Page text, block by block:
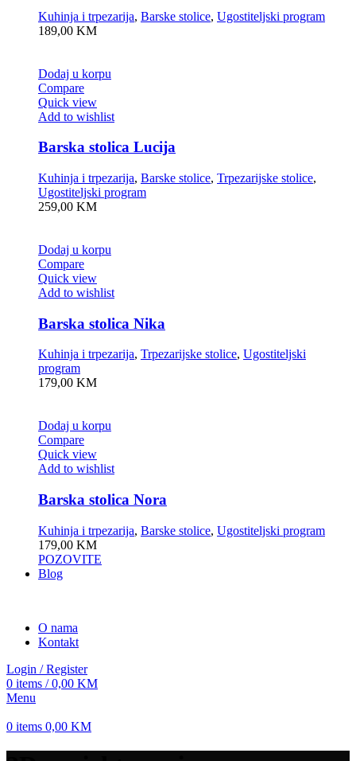
Kuhinja i trpezarija, Barske stolice, Ugostiteljski program
189,00 KM
Dodaj u korpu
Compare
Quick view
Add to wishlist
Barska stolica Lucija
Kuhinja i trpezarija, Barske stolice, Trpezarijske stolice,
Ugostiteljski program
259,00 KM
Dodaj u korpu
Compare
Quick view
Add to wishlist
Barska stolica Nika
Kuhinja i trpezarija, Trpezarijske stolice, Ugostiteljski
program
179,00 KM
Dodaj u korpu
Compare
Quick view
Add to wishlist
Barska stolica Nora
Kuhinja i trpezarija, Barske stolice, Ugostiteljski program
179,00 KM
POZOVITE
Blog
O nama
Kontakt
Login / Register
0 items / 0,00 KM
Menu
0 items 0,00 KM